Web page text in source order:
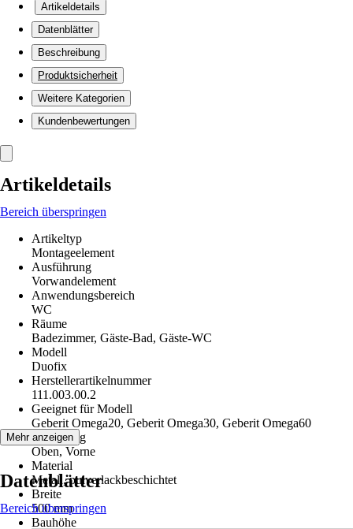
Artikeldetails
Datenblätter
Beschreibung
Produktsicherheit
Weitere Kategorien
Kundenbewertungen
Artikeldetails
Bereich überspringen
Artikeltyp
Montageelement
Ausführung
Vorwandelement
Anwendungsbereich
WC
Räume
Badezimmer, Gäste-Bad, Gäste-WC
Modell
Duofix
Herstellerartikelnummer
111.003.00.2
Geeignet für Modell
Geberit Omega20, Geberit Omega30, Geberit Omega60
Betätigung
Oben, Vorne
Material
Metall, pulverlackbeschichtet
Breite
500 mm
Bauhöhe
Mehr anzeigen
Datenblätter
Bereich überspringen